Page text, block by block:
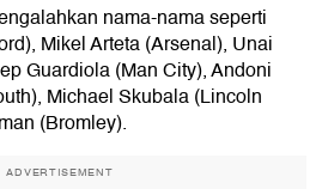
nama-nama seperti
Mikel Arteta (Arsenal), Unai
Guardiola (Man City), Andoni
Michael Skubala (Lincoln
(Bromley).
ADVERTISEMENT